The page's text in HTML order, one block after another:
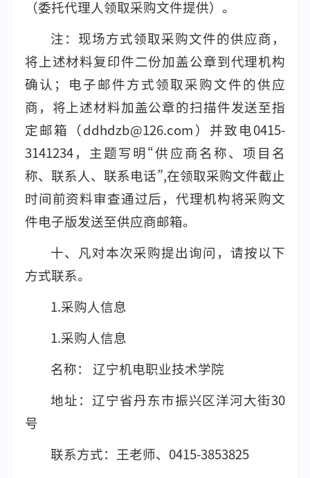
（委托代理人领取采购文件提供）。
注：现场方式领取采购文件的供应商，
将上述材料复印件二份加盖公章到代理机构
确认；电子邮件方式领取采购文件的供应
商，将上述材料加盖公章的扫描件发送至指
定邮箱（ddhdzb@126.com）并致电0415-
3141234，主题写明“供应商名称、项目名
称、联系人、联系电话”,在领取采购文件截止
时间前资料审查通过后，代理机构将采购文
件电子版发送至供应商邮箱。
十、凡对本次采购提出询问，请按以下
方式联系。
1.采购人信息
1.采购人信息
名称： 辽宁机电职业技术学院
地址：辽宁省丹东市振兴区洋河大街30
号
联系方式：王老师、0415-3853825